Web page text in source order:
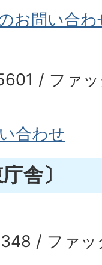
お問い合わ
/ ファ
合わせ
舎〕
/ ファ